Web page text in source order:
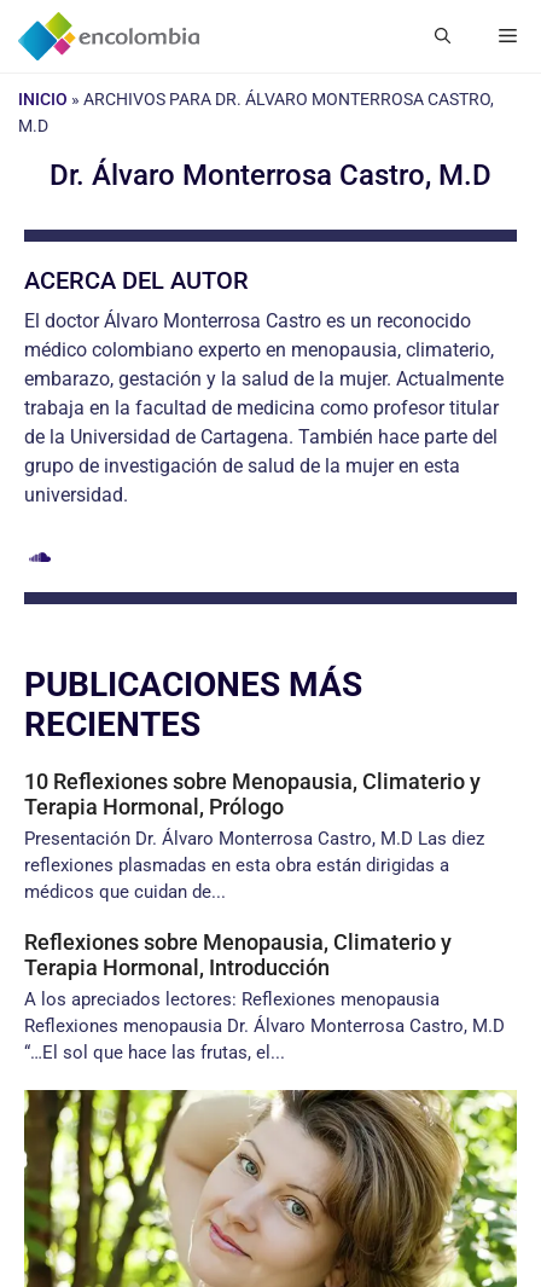
Saltar
INICIO » ARCHIVOS PARA DR. ÁLVARO MONTERROSA CASTRO,
M.D
Dr. Álvaro Monterrosa Castro, M.D
ACERCA DEL AUTOR
El doctor Álvaro Monterrosa Castro es un reconocido
médico colombiano experto en menopausia, climaterio,
embarazo, gestación y la salud de la mujer. Actualmente
trabaja en la facultad de medicina como profesor titular
de la Universidad de Cartagena. También hace parte del
grupo de investigación de salud de la mujer en esta
universidad.
PUBLICACIONES MÁS
RECIENTES
10 Reflexiones sobre Menopausia, Climaterio y
Terapia Hormonal, Prólogo
Presentación Dr. Álvaro Monterrosa Castro, M.D Las diez
reflexiones plasmadas en esta obra están dirigidas a
médicos que cuidan de...
Reflexiones sobre Menopausia, Climaterio y
Terapia Hormonal, Introducción
A los apreciados lectores: Reflexiones menopausia
Reflexiones menopausia Dr. Álvaro Monterrosa Castro, M.D
“…El sol que hace las frutas, el...